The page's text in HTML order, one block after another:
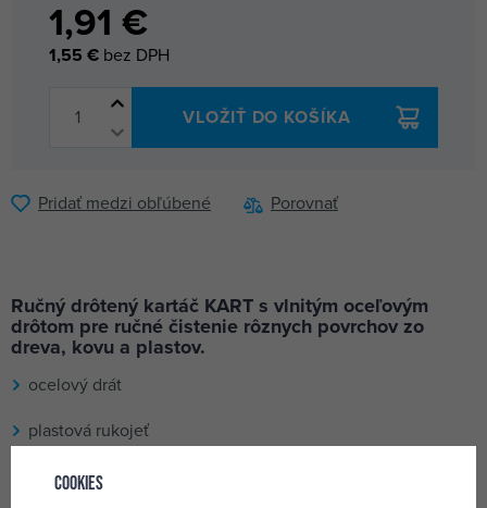
1,91 €
1,55 € bez DPH
VLOŽIŤ DO KOŠÍKA
Pridať medzi obľúbené Porovnať
Ručný drôtený kartáč KART s vlnitým oceľovým
drôtom pre ručné čistenie rôznych povrchov zo
dreva, kovu a plastov.
ocelový drát
plastová rukojeť
4 řady
Cookies